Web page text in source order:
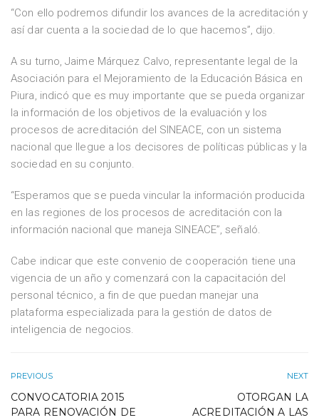
“Con ello podremos difundir los avances de la acreditación y
así dar cuenta a la sociedad de lo que hacemos”, dijo.
A su turno, Jaime Márquez Calvo, representante legal de la
Asociación para el Mejoramiento de la Educación Básica en
Piura, indicó que es muy importante que se pueda organizar
la información de los objetivos de la evaluación y los
procesos de acreditación del SINEACE, con un sistema
nacional que llegue a los decisores de políticas públicas y la
sociedad en su conjunto.
“Esperamos que se pueda vincular la información producida
en las regiones de los procesos de acreditación con la
información nacional que maneja SINEACE”, señaló.
Cabe indicar que este convenio de cooperación tiene una
vigencia de un año y comenzará con la capacitación del
personal técnico, a fin de que puedan manejar una
plataforma especializada para la gestión de datos de
inteligencia de negocios.
PREVIOUS
CONVOCATORIA 2015
PARA RENOVACIÓN DE
NEXT
OTORGAN LA
ACREDITACIÓN A LAS